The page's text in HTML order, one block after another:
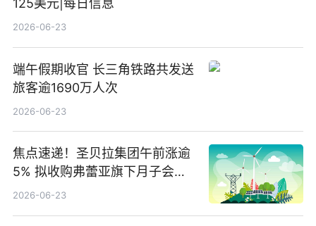
125美元|每日信息
2026-06-23
端午假期收官 长三角铁路共发送
旅客逾1690万人次
2026-06-23
焦点速递！圣贝拉集团午前涨逾
5% 拟收购弗蕾亚旗下月子会所
业务少数股权
2026-06-23